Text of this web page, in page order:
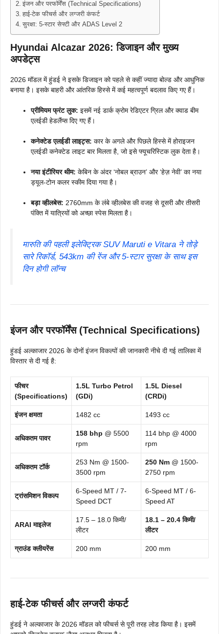
इंजन और परफॉर्मेंस (Technical Specifications)
हाई-टेक फीचर्स और लग्जरी कंफर्ट
सुरक्षा: 5-स्टार सेफ्टी और ADAS Level 2
Hyundai Alcazar 2026: डिजाइन और मुख्य
अपडेट्स
2026 मॉडल में हुंडई ने इसके डिजाइन को पहले से कहीं ज्यादा बोल्ड और आधुनिक
बनाया है। इसके बाहरी और आंतरिक हिस्से में कई महत्वपूर्ण बदलाव किए गए हैं।
प्रीमियम फ्रंट लुक: इसमें नई डार्क क्रोम रेडिएटर ग्रिल और क्वाड बीम
एलईडी हेडलैंप्स दिए गए हैं।
कनेक्टेड एलईडी लाइट्स: कार के अगले और पिछले हिस्से में होराइजन
एलईडी कनेक्टेड लाइट बार मिलता है, जो इसे फ्यूचरिस्टिक लुक देता है।
नया इंटीरियर थीम: केबिन के अंदर ‘नोबल ब्राउन’ और ‘हेज़ नेवी’ का नया
ड्यूल-टोन कलर स्कीम दिया गया है।
बड़ा व्हीलबेस: 2760mm के लंबे व्हीलबेस की वजह से दूसरी और तीसरी
पंक्ति में यात्रियों को अच्छा स्पेस मिलता है।
मारुति की पहली इलेक्ट्रिक SUV Maruti e Vitara ने तोड़े
सारे रिकॉर्ड, 543km की रेंज और 5-स्टार सुरक्षा के साथ इस
दिन होगी लॉन्च
इंजन और परफॉर्मेंस (Technical Specifications)
हुंडई अल्काजार 2026 के दोनों इंजन विकल्पों की जानकारी नीचे दी गई तालिका में
विस्तार से दी गई है:
फीचर
(Specifications)
1.5L Turbo Petrol
(GDi)
1.5L Diesel
(CRDi)
इंजन क्षमता 1482 cc 1493 cc
अधिकतम पावर
158 bhp @ 5500
rpm
114 bhp @ 4000
rpm
अधिकतम टॉर्क
253 Nm @ 1500-
3500 rpm
250 Nm @ 1500-
2750 rpm
ट्रांसमिशन विकल्प
6-Speed MT / 7-
Speed DCT
6-Speed MT / 6-
Speed AT
ARAI माइलेज
17.5 – 18.0 किमी/
लीटर
18.1 – 20.4 किमी/
लीटर
ग्राउंड क्लीयरेंस 200 mm 200 mm
हाई-टेक फीचर्स और लग्जरी कंफर्ट
हुंडई ने अल्काजार के 2026 मॉडल को फीचर्स से पूरी तरह लोड किया है। इसमें